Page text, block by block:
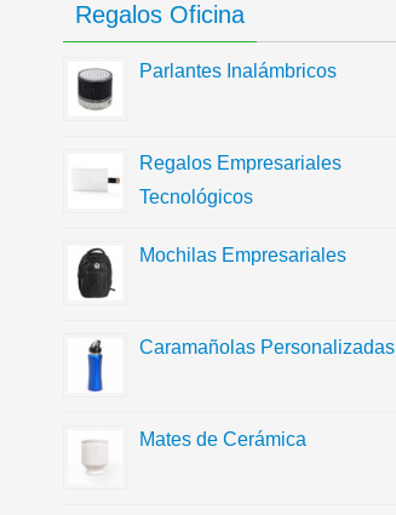
Regalos Oficina
Parlantes Inalámbricos
Regalos Empresariales
Tecnológicos
Mochilas Empresariales
Caramañolas Personalizadas
Mates de Cerámica